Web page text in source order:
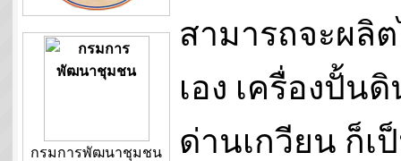
กรมการพัฒนาชุมชน
สามารถจะผลิ
เอง เครื่องปั้นดิ
ด่านเกวียน ก็เ